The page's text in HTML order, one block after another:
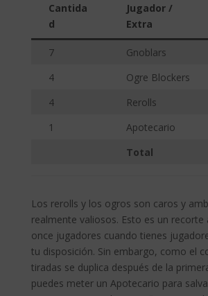
Cantida
d
Jugador /
Extra
7 Gnoblars
4
Ogre Blockers
4
Rerolls
1
Apotecario
Total
Los rerolls y los ogros son caros y
realmente valiosos. Esto es un recorte
once jugadores cuando tienes
tu disposición. Sin embargo, como el
tiradas se duplica después de la
puedes meter un Apotecario para